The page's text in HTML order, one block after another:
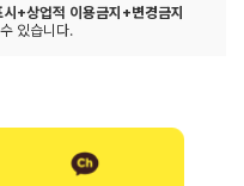
+상업적 이용금지+변경금지
있습니다.